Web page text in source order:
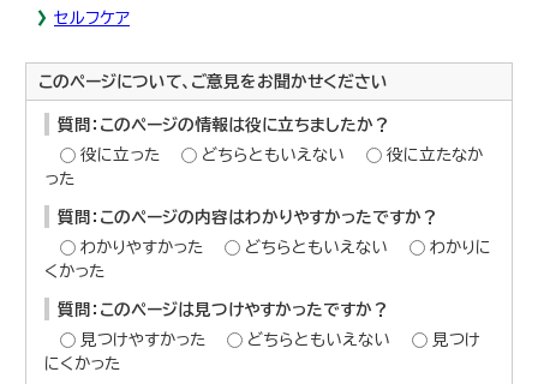
セルフケア
このページについて、ご意見をお聞かせください
質問：このページの情報は役に立ちましたか？
役に立った
どちらともいえない
役に立たなか
った
質問：このページの内容はわかりやすかったですか？
わかりやすかった
どちらともいえない
わかりに
くかった
質問：このページは見つけやすかったですか？
見つけやすかった
どちらともいえない
見つけ
にくかった